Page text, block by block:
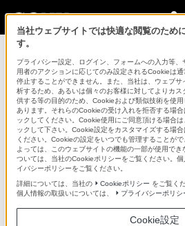
NEX-3D
商品の特長 | 充実の基
前へ
当社ウェブサイトでは快適な閲覧のため
す。
プライバシー設定、ログイン、フォームへの入力等
用者のアクションに応じてのみ設定されるCookieは
停止することができません。また、当社は、ウェブ
析するため、あるいは個々のお客様に対してよりカ
供する等の目的のため、Cookieおよび類似技術を使
あります。それらのCookieの受け入れを拒否する場
ックしてください。Cookie使用にご同意頂ける場合
ックして下さい。Cookie設定をカスタマイズする場
ください。Cookieの設定をいつでも管理することが
よっては、このウェブサイトの機能の一部が使用で
ついては、当社のCookieポリシーをご覧ください。
イバシーポリシーをご覧ください。
詳細については、当社の
Cookieポリシー をご覧く
個人情報の取扱いについては、
プライバシーポリシ
Cookie設定